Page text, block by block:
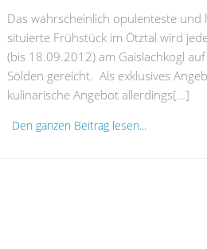
Das wahrscheinlich opulenteste und
situierte Frühstück im Ötztal wird
(bis 18.09.2012) am Gaislachkogl
Sölden gereicht. Als exklusives
kulinarische Angebot allerdings[…]
Den ganzen Beitrag lesen...